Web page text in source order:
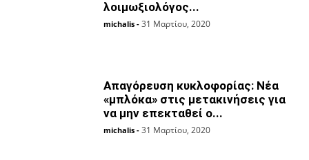
λοιμωξιολόγος...
michalis - 31 Μαρτίου, 2020
Απαγόρευση κυκλοφορίας: Νέα
«μπλόκα» στις μετακινήσεις για
να μην επεκταθεί ο...
michalis - 31 Μαρτίου, 2020